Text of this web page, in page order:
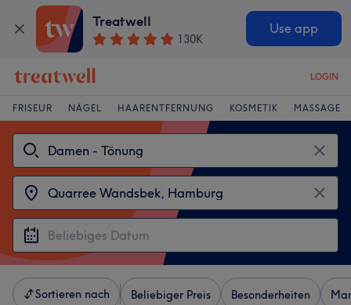
Treatwell
130K
Use app
LOGIN
FRISEUR NÄGEL HAARENTFERNUNG KOSMETIK MASSAGE
Sortieren nach Beliebiger Preis Besonderheiten